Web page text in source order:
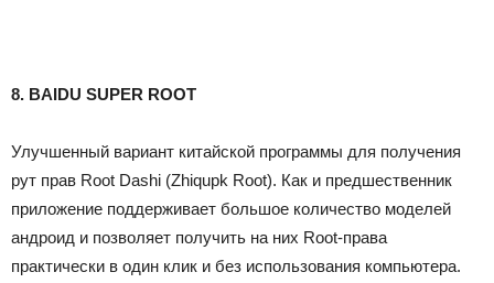
8. BAIDU SUPER ROOT
Улучшенный вариант китайской программы для получения
рут прав Root Dashi (Zhiqupk Root). Как и предшественник
приложение поддерживает большое количество моделей
андроид и позволяет получить на них Root-права
практически в один клик и без использования компьютера.